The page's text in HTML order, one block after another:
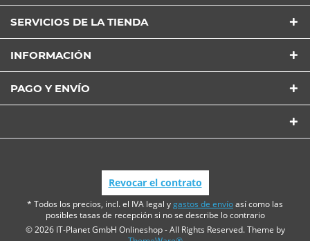
SERVICIOS DE LA TIENDA
INFORMACIÓN
PAGO Y ENVÍO
Revocar el contrato
* Todos los precios, incl. el IVA legal ygastos de envíoasí como las
posibles tasas de recepción si no se describe lo contrario
© 2026 IT-Planet GmbH Onlineshop - All Rights Reserved. Theme by